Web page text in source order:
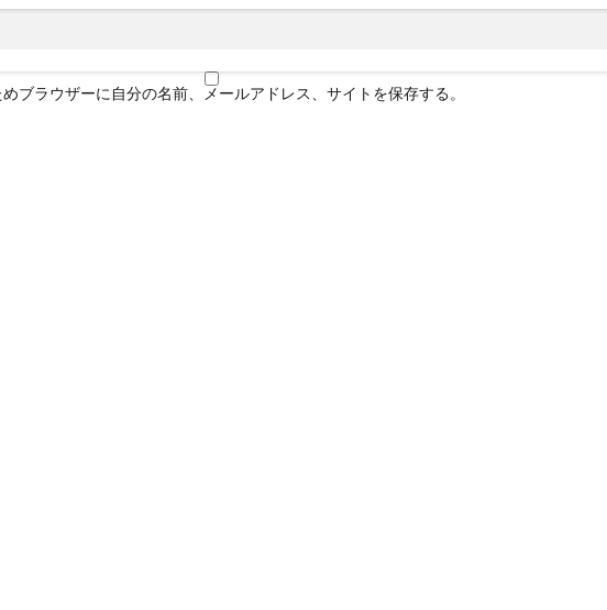
ブラウザーに自分の名前、メールアドレス、サイトを保存する。